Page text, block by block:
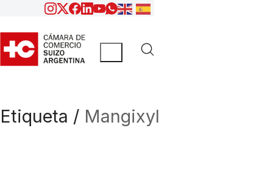
Etiqueta / Mangixyl